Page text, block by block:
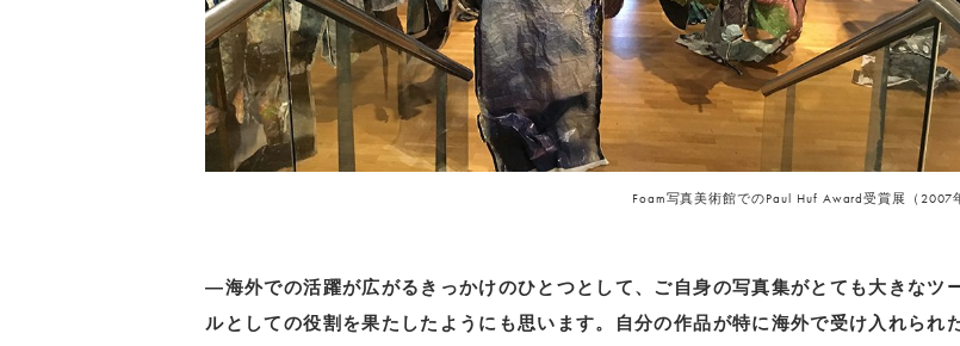
Foam写真美術館でのPaul Huf Award受賞展（2007
―海外での活躍が広がるきっかけのひとつとして、ご自身の写真集がとても大きなツ
ルとしての役割を果たしたようにも思います。自分の作品が特に海外で受け入れられ